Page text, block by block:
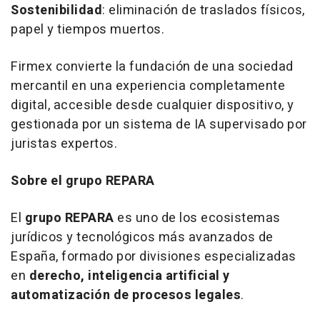
Sostenibilidad: eliminación de traslados físicos,
papel y tiempos muertos.
Firmex convierte la fundación de una sociedad
mercantil en una experiencia completamente
digital, accesible desde cualquier dispositivo, y
gestionada por un sistema de IA supervisado por
juristas expertos.
Sobre el grupo REPARA
El grupo REPARA es uno de los ecosistemas
jurídicos y tecnológicos más avanzados de
España, formado por divisiones especializadas
en derecho, inteligencia artificial y
automatización de procesos legales.